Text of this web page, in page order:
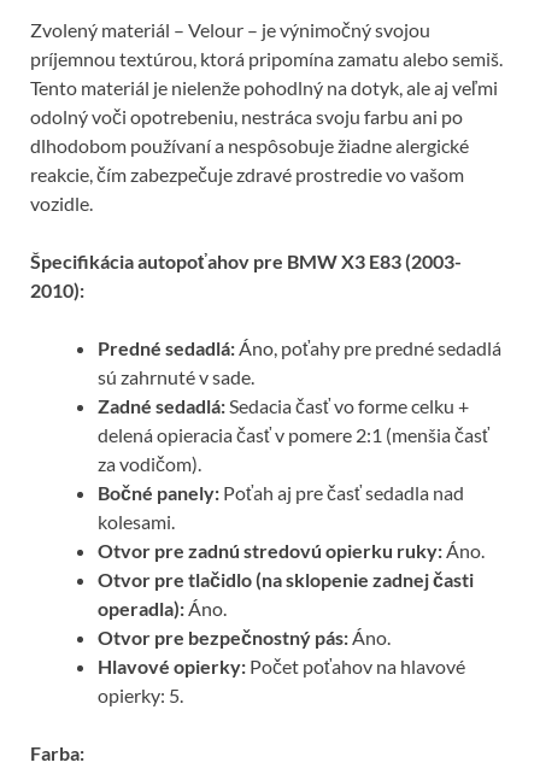
Zvolený materiál – Velour – je výnimočný svojou
príjemnou textúrou, ktorá pripomína zamatu alebo semiš.
Tento materiál je nielenže pohodlný na dotyk, ale aj veľmi
odolný voči opotrebeniu, nestráca svoju farbu ani po
dlhodobom používaní a nespôsobuje žiadne alergické
reakcie, čím zabezpečuje zdravé prostredie vo vašom
vozidle.
Špecifikácia autopoťahov pre BMW X3 E83 (2003-
2010):
Predné sedadlá:Áno, poťahy pre predné sedadlá
sú zahrnuté v sade.
Zadné sedadlá:Sedacia časť vo forme celku +
delená opieracia časť v pomere 2:1 (menšia časť
za vodičom).
Bočné panely: Poťah aj pre časť sedadla nad
kolesami.
Otvor pre zadnú stredovú opierku ruky:Áno.
Otvor pre tlačidlo (na sklopenie zadnej časti
operadla):Áno.
Otvor pre bezpečnostný pás:Áno.
Hlavové opierky: Počet poťahov na hlavové
opierky: 5.
Farba: